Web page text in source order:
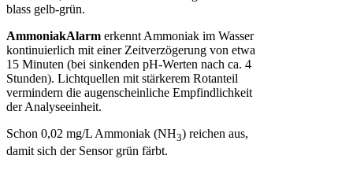
blass gelb-grün.
AmmoniakAlarm erkennt Ammoniak im Wasser
kontinuierlich mit einer Zeitverzögerung von etwa
15 Minuten (bei sinkenden pH-Werten nach ca. 4
Stunden). Lichtquellen mit stärkerem Rotanteil
vermindern die augenscheinliche Empfindlichkeit
der Analyseeinheit.
Schon 0,02 mg/L Ammoniak (NH3) reichen aus,
damit sich der Sensor grün färbt.